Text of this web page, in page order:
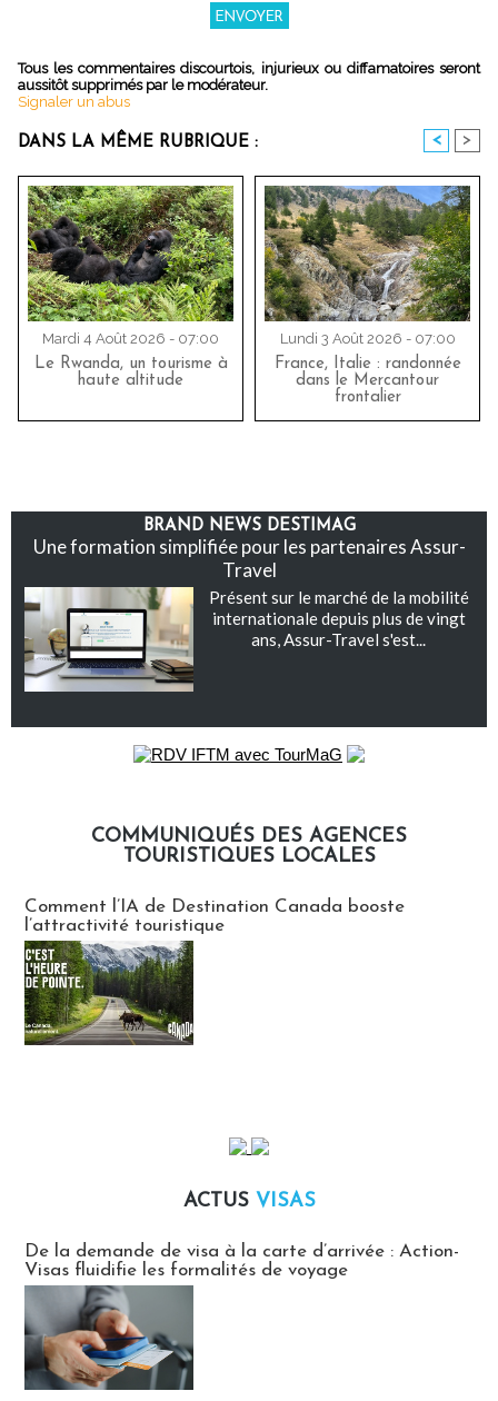
Tous les commentaires discourtois, injurieux ou diffamatoires seront
aussitôt supprimés par le modérateur.
Signaler un abus
DANS LA MÊME RUBRIQUE : < >
Mardi 4 Août 2026 - 07:00
Le Rwanda, un tourisme à
haute altitude
Lundi 3 Août 2026 - 07:00
France, Italie : randonnée
dans le Mercantour
frontalier
BRAND NEWS DESTIMAG
Une formation simplifiée pour les partenaires Assur-
Travel
Présent sur le marché de la mobilité
internationale depuis plus de vingt
ans, Assur-Travel s'est...
COMMUNIQUÉS DES AGENCES
TOURISTIQUES LOCALES
Comment l’IA de Destination Canada booste
l’attractivité touristique
ACTUS VISAS
De la demande de visa à la carte d’arrivée : Action-
Visas fluidifie les formalités de voyage